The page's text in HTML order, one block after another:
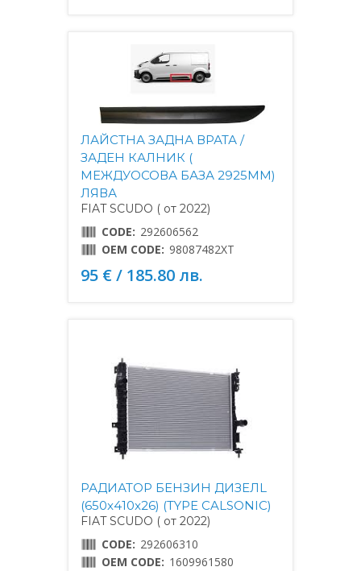
ЛАЙСТНА ЗАДНА ВРАТА /
ЗАДЕН КАЛНИК (
МЕЖДУОСОВА БАЗА 2925MM)
ЛЯВА
FIAT SCUDO ( от 2022)
CODE: 292606562
OEM CODE: 98087482XT
95 € / 185.80 лв.
РАДИАТОР БЕНЗИН ДИЗЕЛL
(650x410x26) (TYPE CALSONIC)
FIAT SCUDO ( от 2022)
CODE: 292606310
OEM CODE: 1609961580